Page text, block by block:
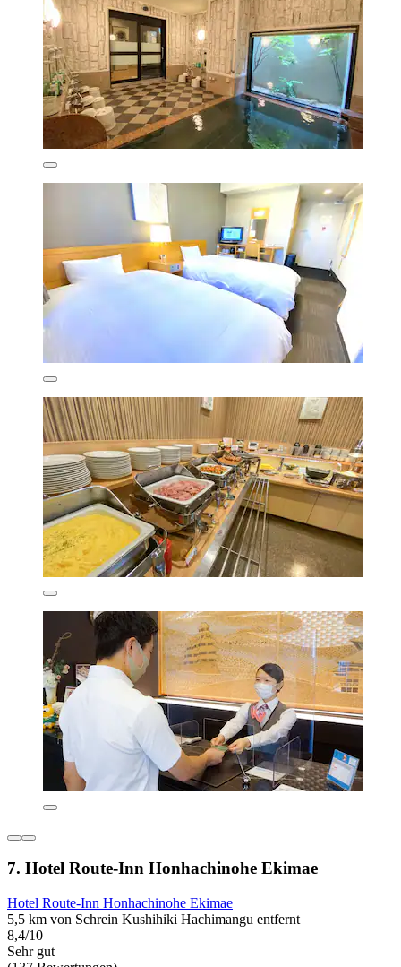
7. Hotel Route-Inn Honhachinohe Ekimae
Hotel Route-Inn Honhachinohe Ekimae
5,5 km von Schrein Kushihiki Hachimangu entfernt
8,4/10
Sehr gut